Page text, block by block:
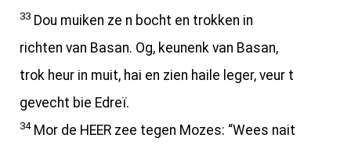
33 Dou muiken ze n bocht en trokken in
richten van Basan. Og, keunenk van Basan,
trok heur in muit, hai en zien haile leger, veur t
gevecht bie Edreï.
34Mor de HEER zee tegen Mozes: “Wees nait